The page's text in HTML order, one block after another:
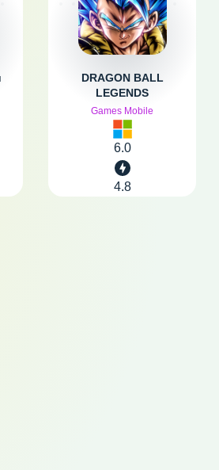
DRAGON BALL
LEGENDS
Games Mobile
6.0
4.8